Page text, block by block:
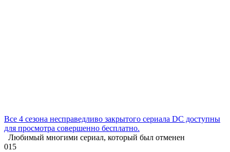
Все 4 сезона несправедливо закрытого сериала DC доступны
для просмотра совершенно бесплатно.
Любимый многими сериал, который был отменен
015